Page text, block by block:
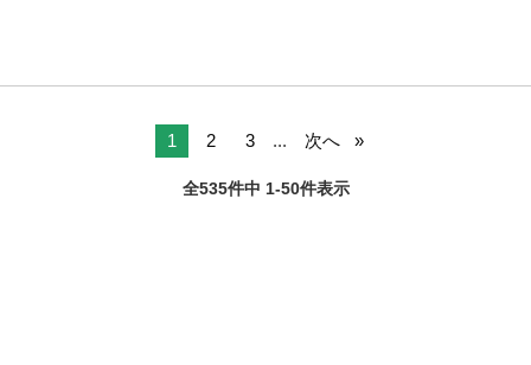
1 2 3 ... 次へ
全535件中 1-50件表示